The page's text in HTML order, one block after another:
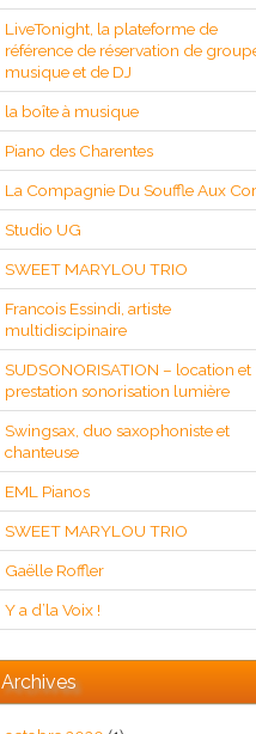
LiveTonight, la plateforme de
référence de réservation de
musique et de DJ
la boîte à musique
Piano des Charentes
La Compagnie Du Souffle Aux
Studio UG
SWEET MARYLOU TRIO
Francois Essindi, artiste
multidiscipinaire
SUDSONORISATION – location et
prestation sonorisation lumière
Swingsax, duo saxophoniste et
chanteuse
EML Pianos
SWEET MARYLOU TRIO
Gaëlle Roffler
Y a d’la Voix !
Archives